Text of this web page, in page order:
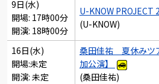
9日(水)
開場: 17時00分
開演: 18時00分
U-KNOW PROJECT
(U-KNOW)
16日(水)
開場:未定
開演: 未定
桑田佳祐 夏休みツ
加公演】
(桑田佳祐)